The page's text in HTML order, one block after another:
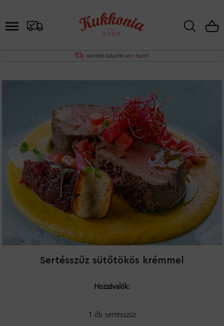
INGYENES SZÁLLÍTÁS 60 € FELETT!
Sertésszűz sütőtökös krémmel
Hozzávalók:
1 db sertésszűz